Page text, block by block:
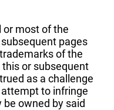
or most of the
pages
of the
or subsequent
as a challenge
to infringe
owned by said